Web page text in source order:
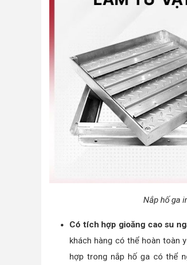
Nắp hố ga
Có tích hợp gioăng cao su
khách hàng có thể hoàn toàn
hợp trong nắp hố ga có thể